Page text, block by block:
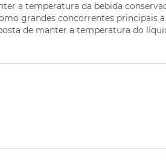
a temperatura da bebida
grandes concorrentes principais a
de manter a temperatura do